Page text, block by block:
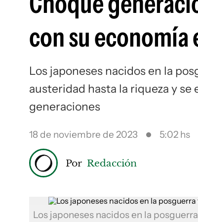
con su economía
Los japoneses nacidos en la
austeridad hasta la riqueza y
generaciones
18 de noviembre de 2023 5:02 hs
Por Redacción
Los japoneses nacidos en la